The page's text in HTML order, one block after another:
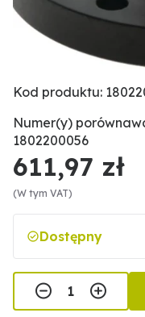
Kod produktu:
Numer(y)
1802200056
611,97 zł
(W tym VAT)
Dostępny